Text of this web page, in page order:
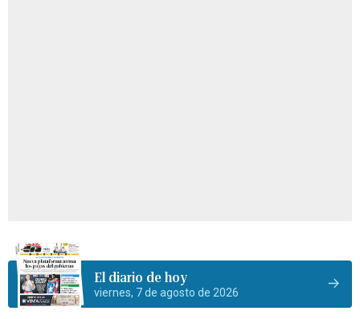
El diario de hoy
viernes, 7 de agosto de 2026